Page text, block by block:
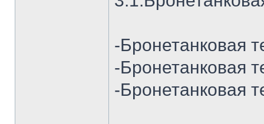
-Бронетанковая
-Бронетанковая
-Бронетанковая